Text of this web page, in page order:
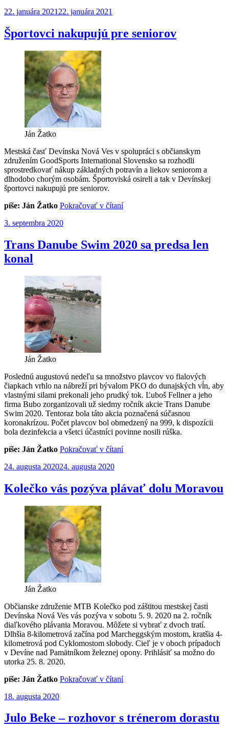
areálu
na
Publikované
22. januára 2021 22. januára 2021
Športovci nakupujú pre seniorov
Ján Žatko
Mestská časť Devínska Nová Ves v spolupráci s občianskym
združením GoodSports International Slovensko sa rozhodli
sprostredkovať nákup základných potravín a liekov seniorom a
dlhodobo chorým osobám. Športoviská osireli a tak v Devínskej
športovci nakupujú pre seniorov.
píše: Ján Žatko Pokračovať v čítaní„Športovci
Publikované
3. septembra 2020
Trans Danube Swim 2020 sa predsa len
konal
Ján Žatko
Poslednú augustovú nedeľu sa množstvo plavcov vo fialových
čiapkach vrhlo na nábreží pri bývalom PKO do dunajských vĺn, aby
vlastnými silami prekonali jeho prudký tok. Ľuboš Fellner a jeho
firma Bubo zorganizovali už siedmy ročník akcie Trans Danube
Swim 2020. Tentoraz bola táto akcia poznačená súčasnou
koronakrízou. Počet plavcov bol obmedzený na 999, k dispozícii
bola dezinfekcia a všetci účastníci povinne nosili rúška.
píše: Ján Žatko Pokračovať v čítaní„Trans
sa
predsa
Publikované
24. augusta 202024. augusta 2020
Kolečko vás pozýva plávať dolu Moravou
Ján Žatko
Občianske združenie MTB Kolečko pod záštitou mestskej časti
Devínska Nová Ves vás pozýva v sobotu 5. 9. 2020 na 2. ročník
diaľkového plávania Moravou. Môžete si vybrať z dvoch tratí.
Dlhšia 8-kilometrová začína pod Marcheggským mostom, kratšia 4-
kilometrová pod Cyklomostom slobody. Cieľ je v oboch prípadoch
v Devíne nad Pamätníkom železnej opony. Prihlásiť sa možno do
utorka 25. 8. 2020.
píše: Ján Žatko Pokračovať v čítaní„Kolečko
dolu
Moravou“
Publikované
18. augusta 2020
Julo Beke – rozhovor s trénerom dorastu